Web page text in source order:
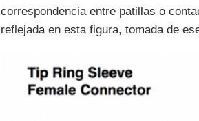
correspondencia entre patillas o
reflejada en esta figura, tomada de